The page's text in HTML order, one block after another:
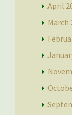
April
March